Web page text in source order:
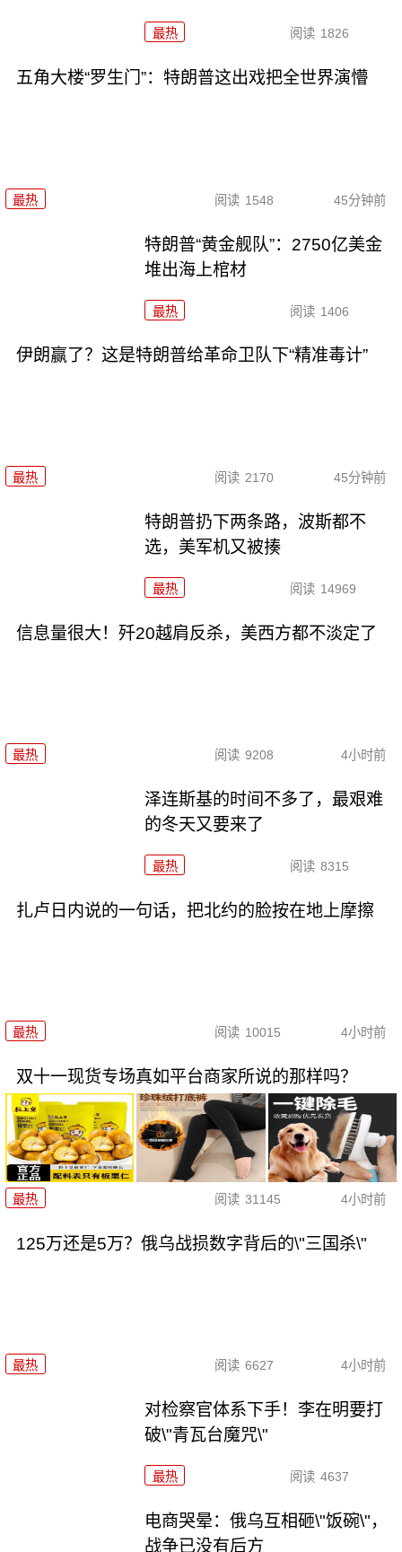
最热 阅读 1826
五角大楼“罗生门”：特朗普这出戏把全世界演懵
最热 阅读 1548 45分钟前
特朗普“黄金舰队”：2750亿美金
堆出海上棺材
最热 阅读 1406
伊朗赢了？这是特朗普给革命卫队下“精准毒计”
最热 阅读 2170 45分钟前
特朗普扔下两条路，波斯都不
选，美军机又被揍
最热 阅读 14969
信息量很大！歼20越肩反杀，美西方都不淡定了
最热 阅读 9208 4小时前
泽连斯基的时间不多了，最艰难
的冬天又要来了
最热 阅读 8315
扎卢日内说的一句话，把北约的脸按在地上摩擦
最热 阅读 10015 4小时前
双十一现货专场真如平台商家所说的那样吗？
最热 阅读 31145 4小时前
125万还是5万？俄乌战损数字背后的\"三国杀\"
最热 阅读 6627 4小时前
对检察官体系下手！李在明要打
破\"青瓦台魔咒\"
最热 阅读 4637
电商哭晕：俄乌互相砸\"饭碗\"，
战争已没有后方